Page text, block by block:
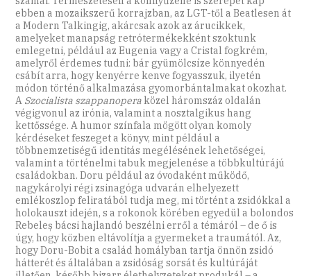
ebben a mozaikszerű korrajzban, az LGT-től a Beatlesen át
a Modern Talkingig, akárcsak azok az árucikkek,
amelyeket manapság retrótermékekként szoktunk
emlegetni, például az Eugenia vagy a Cristal fogkrém,
amelyről érdemes tudni: bár gyümölcsíze könnyedén
csábít arra, hogy kenyérre kenve fogyasszuk, ilyetén
módon történő alkalmazása gyomorbántalmakat okozhat.
A Szocialista szappanoperaközel háromszáz oldalán
végigvonul az irónia, valamint a nosztalgikus hang
kettőssége. A humor színfala mögött olyan komoly
kérdéseket feszeget a könyv, mint például a
többnemzetiségű identitás megélésének lehetőségei,
valamint a történelmi tabuk megjelenése a többkultúrájú
családokban. Doru például az óvodaként működő,
nagykárolyi régi zsinagóga udvarán elhelyezett
emlékoszlop feliratából tudja meg, mi történt a zsidókkal a
holokauszt idején, s a rokonok körében egyedül a bolondos
Rebeleș bácsi hajlandó beszélni erről a témáról – de ő is
úgy, hogy közben eltávolítja a gyermeket a traumától. Az,
hogy Doru-Bobit a család homályban tartja önnön zsidó
hátterét és általában a zsidóság sorsát és kultúráját